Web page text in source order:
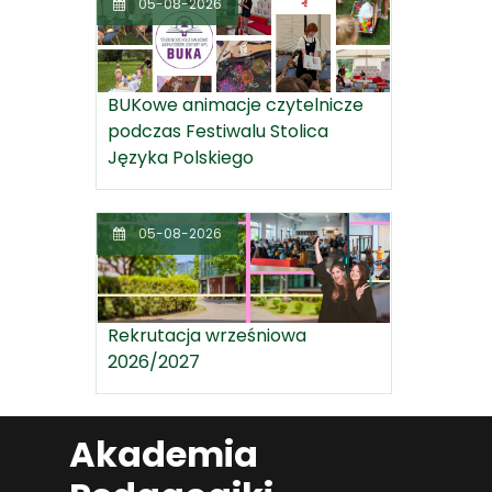
BUKowe animacje czytelnicze
podczas Festiwalu Stolica
Języka Polskiego
05-08-2026
Rekrutacja wrześniowa
2026/2027
Akademia